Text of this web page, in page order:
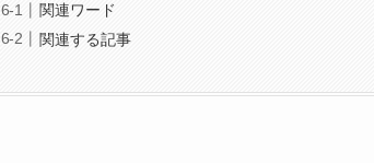
関連ワード
関連する記事